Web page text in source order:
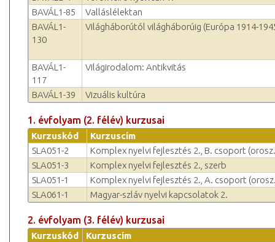
BAVÁL1-85
Valláslélektan
BAVÁL1-
130
Világháborútól világháborúig (Európa 1914-
BAVÁL1-
117
Világirodalom: Antikvitás
BAVÁL1-39 Vizuális kultúra
1. évfolyam (2. félév) kurzusai
Kurzuskód
Kurzuscím
SLA051-2
Komplex nyelvi fejlesztés 2., B. csoport
SLA051-3
Komplex nyelvi fejlesztés 2., szerb
SLA051-1
Komplex nyelvi fejlesztés 2., A. csoport
SLA061-1
Magyar-szláv nyelvi kapcsolatok 2.
2. évfolyam (3. félév) kurzusai
Kurzuskód
Kurzuscím